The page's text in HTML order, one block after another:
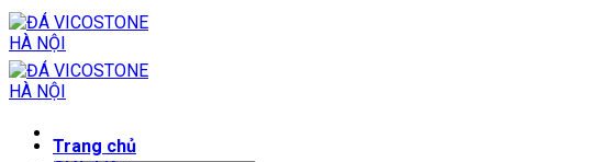
Skip
to
content
Trang chủ